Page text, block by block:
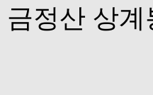
정산 상계